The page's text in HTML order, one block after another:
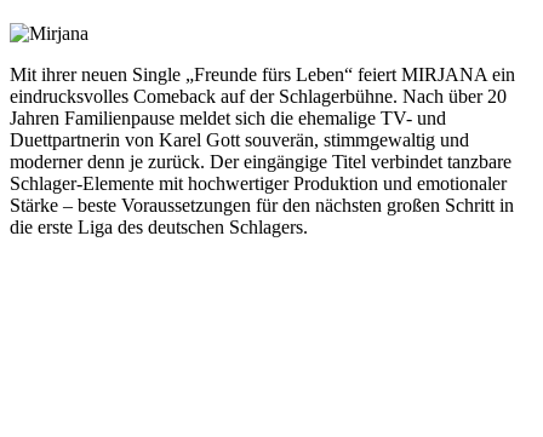
Mit ihrer neuen Single „Freunde fürs Leben“ feiert MIRJANA ein
eindrucksvolles Comeback auf der Schlagerbühne. Nach über 20
Jahren Familienpause meldet sich die ehemalige TV- und
Duettpartnerin von Karel Gott souverän, stimmgewaltig und
moderner denn je zurück. Der eingängige Titel verbindet tanzbare
Schlager-Elemente mit hochwertiger Produktion und emotionaler
Stärke – beste Voraussetzungen für den nächsten großen Schritt in
die erste Liga des deutschen Schlagers.